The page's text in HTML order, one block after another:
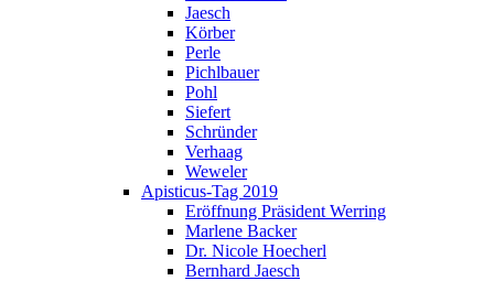
Jaesch
Körber
Perle
Pichlbauer
Pohl
Siefert
Schründer
Verhaag
Weweler
Apisticus-Tag 2019
Eröffnung Präsident Werring
Marlene Backer
Dr. Nicole Hoecherl
Bernhard Jaesch